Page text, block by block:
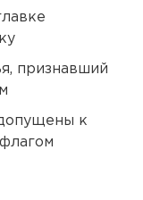
признавший
к